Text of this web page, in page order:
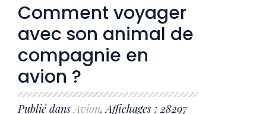
Comment voyager
avec son animal de
compagnie en
avion ?
Publié dansAvion. Affichages : 28297